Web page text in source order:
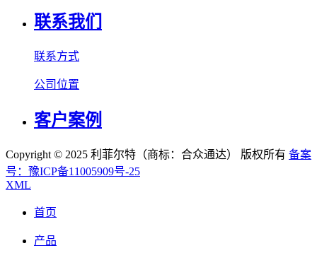
联系我们
联系方式
公司位置
客户案例
Copyright © 2025 利菲尔特（商标：合众通达） 版权所有 备案
号：豫ICP备11005909号-25
XML
首页
产品